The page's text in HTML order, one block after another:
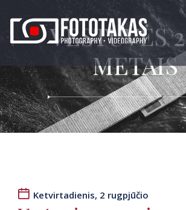
VESTUVĖS
METAIS
Ketvirtadienis, 2 rugpjūčio